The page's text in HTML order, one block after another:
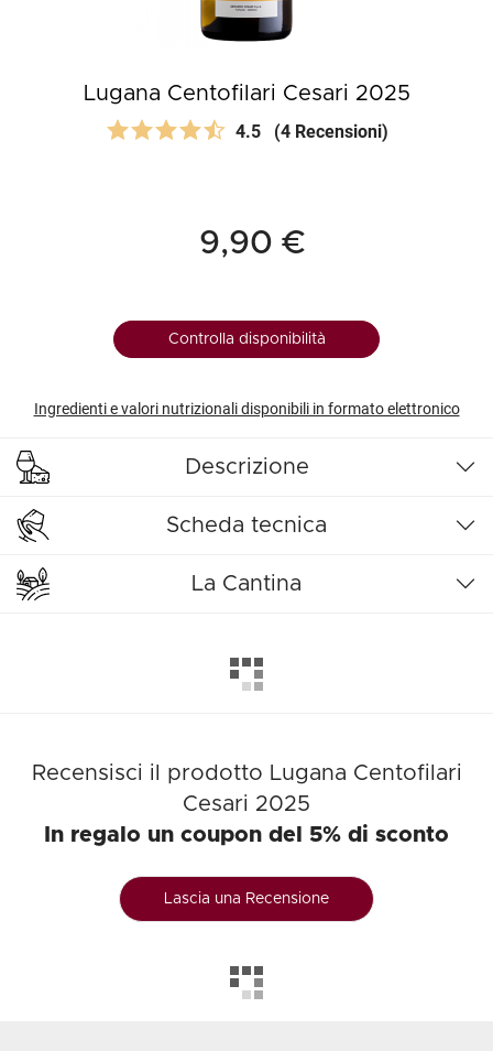
Lugana Centofilari Cesari 2025
4.5 (4 Recensioni)
9,90 €
Controlla disponibilità
Ingredienti e valori nutrizionali disponibili in formato elettronico
Descrizione
Scheda tecnica
La Cantina
Recensisci il prodotto Lugana Centofilari
Cesari 2025
In regalo un coupon del 5% di sconto
Lascia una Recensione